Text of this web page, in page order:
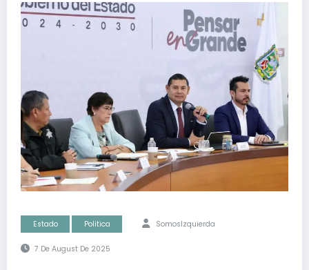
Estado Politica SomosIzquierda
7 De August De 2025